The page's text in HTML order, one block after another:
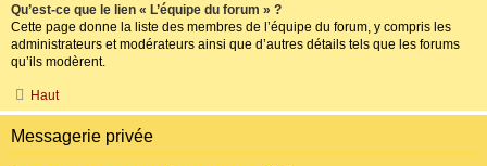
Qu’est-ce que le lien « L’équipe du forum » ?
Cette page donne la liste des membres de l’équipe du forum, y compris les
administrateurs et modérateurs ainsi que d’autres détails tels que les forums
qu’ils modèrent.
Haut
Messagerie privée